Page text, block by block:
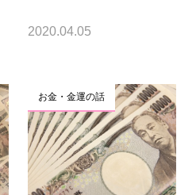
2020.04.05
お金・金運の話